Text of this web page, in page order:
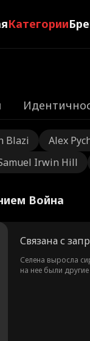
Категории
Blazi Alex
Irwin Hill
Война
Связана с
Селена выросла
на нее были